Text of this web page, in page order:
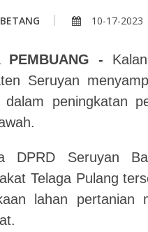
10-17-2023
PEMBUANG -
Seruyan
dalam peningkatan
DPRD Seruyan
Telaga Pulang
lahan pertanian